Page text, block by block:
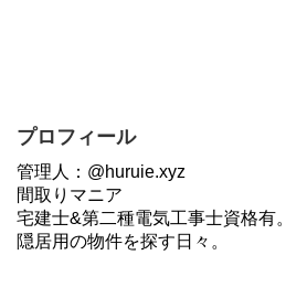
プロフィール
管理人：@huruie.xyz
間取りマニア
宅建士&第二種電気工事士資格有。
隠居用の物件を探す日々。